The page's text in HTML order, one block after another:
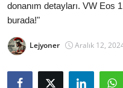
Paketler
Karşılaştırmalar
Kronik Sorunlar
donanım detayları. VW Eos
burada!"
Lejyoner Aralık 12,